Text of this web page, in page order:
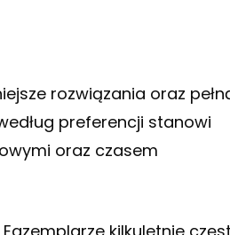
rozwiązania oraz
preferencji stanowi
oraz czasem